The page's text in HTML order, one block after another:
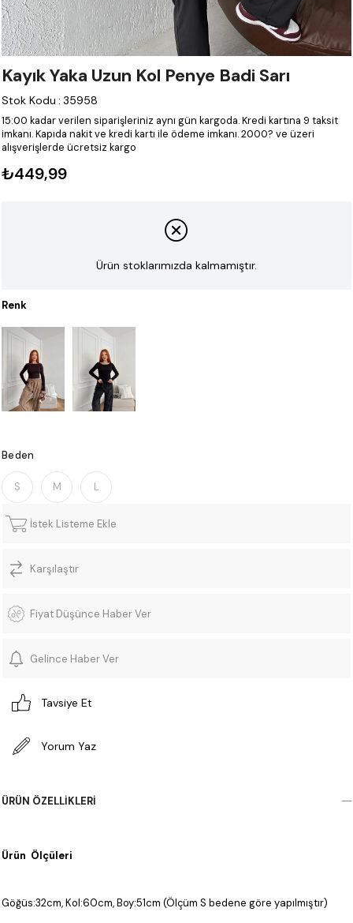
Kayık Yaka Uzun Kol Penye Badi Sarı
Stok Kodu : 35958
15:00 kadar verilen siparişleriniz aynı gün kargoda.Kredi kartına 9 taksit
imkanı.Kapıda nakit ve kredi kartı ile ödeme imkanı.2000? ve üzeri
alışverişlerde ücretsiz kargo
₺449,99
Ürün stoklarımızda kalmamıştır.
Renk
Beden
S M L
İstek Listeme Ekle
Karşılaştır
Fiyat Düşünce Haber Ver
Gelince Haber Ver
Tavsiye Et
Yorum Yaz
ÜRÜN ÖZELLIKLERI
Ürün Ölçüleri
Göğüs:32cm, Kol:60cm, Boy:51cm (Ölçüm S bedene göre yapılmıştır)